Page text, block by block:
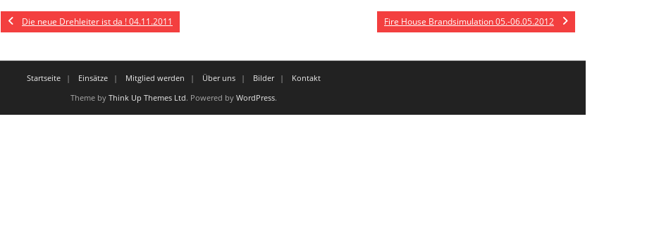
Die neue Drehleiter ist da ! 04.11.2011 Fire House Brandsimulation 05.-06.05.2012
Startseite Einsätze Mitglied werden Über uns Bilder
Kontakt
Theme by Think Up Themes Ltd. Powered by WordPress.